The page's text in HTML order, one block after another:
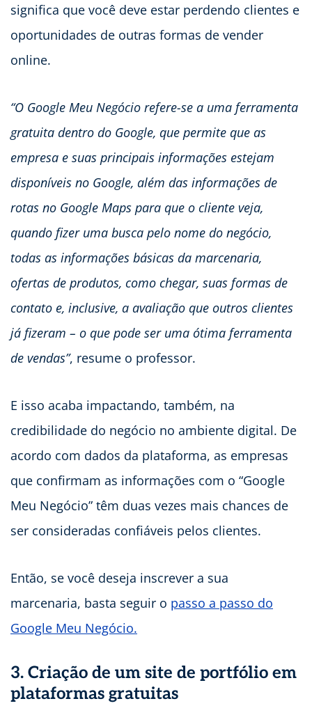
significa que você deve estar perdendo clientes e
oportunidades de outras formas de vender
online.
“O Google Meu Negócio refere-se a uma ferramenta
gratuita dentro do Google, que permite que as
empresa e suas principais informações estejam
disponíveis no Google, além das informações de
rotas no Google Maps para que o cliente veja,
quando fizer uma busca pelo nome do negócio,
todas as informações básicas da marcenaria,
ofertas de produtos, como chegar, suas formas de
contato e, inclusive, a avaliação que outros clientes
já fizeram – o que pode ser uma ótima ferramenta
de vendas”, resume o professor.
E isso acaba impactando, também, na
credibilidade do negócio no ambiente digital. De
acordo com dados da plataforma, as empresas
que confirmam as informações com o “Google
Meu Negócio” têm duas vezes mais chances de
ser consideradas confiáveis pelos clientes.
Então, se você deseja inscrever a sua
marcenaria, basta seguir o passo a passo do
Google Meu Negócio.
3. Criação de um site de portfólio em
plataformas gratuitas